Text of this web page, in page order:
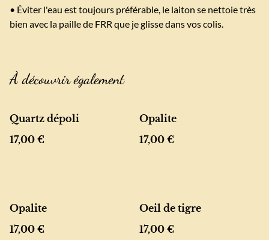
• Éviter l'eau est toujours préférable, le laiton se nettoie très
bien avec la paille de FRR que je glisse dans vos colis.
À découvrir également
Quartz dépoli
17,00 €
Opalite
17,00 €
Opalite
17,00 €
Oeil de tigre
17,00 €